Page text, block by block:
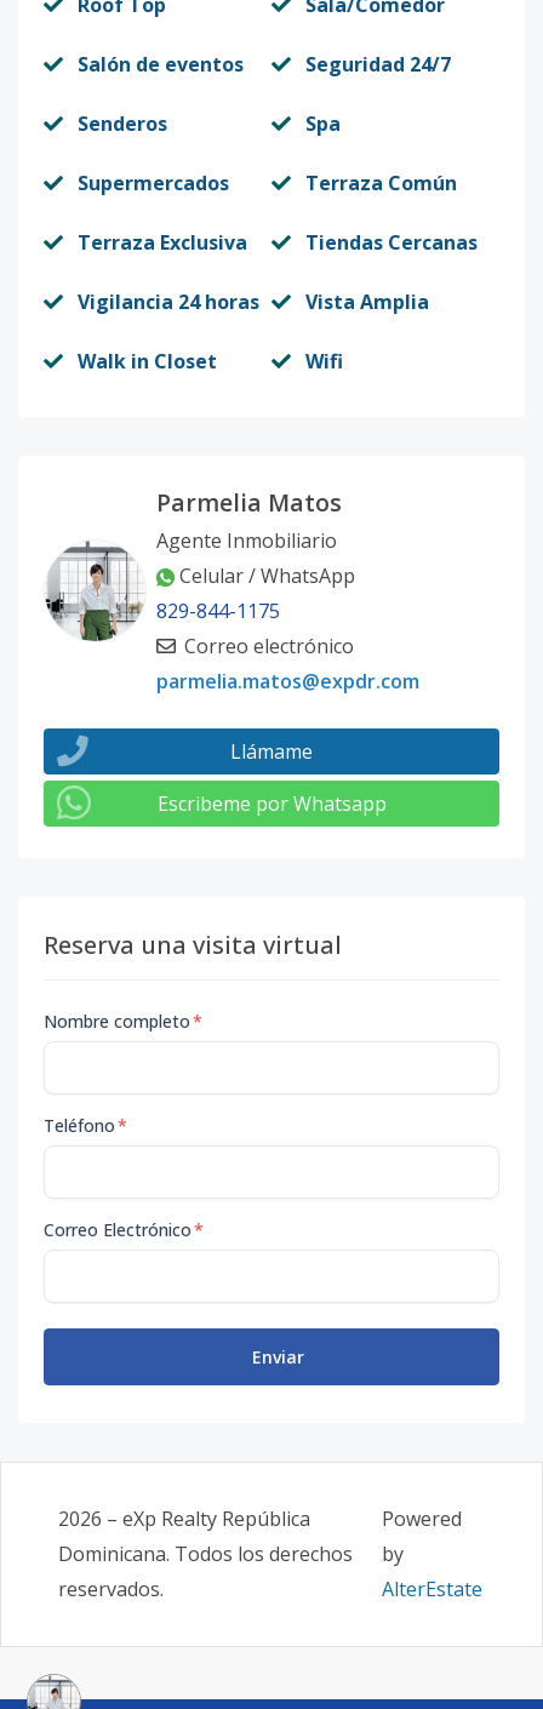
Salón de eventos Seguridad 24/7
Senderos Spa
Supermercados Terraza Común
Terraza Exclusiva Tiendas Cercanas
Vigilancia 24 horas Vista Amplia
Walk in Closet Wifi
Parmelia Matos
Agente Inmobiliario
Celular / WhatsApp
829-844-1175
Correo electrónico
parmelia.matos@expdr.com
Llámame
Escribeme por Whatsapp
Reserva una visita virtual
Nombre completo*
Teléfono*
Correo Electrónico*
Enviar
2026 – eXp Realty República
Dominicana. Todos los derechos
reservados.
Powered
by
AlterEstate